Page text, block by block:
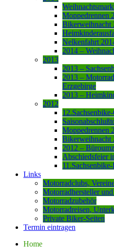
Moppedrennen
Bikerweihnacht
Nelkenfahrt
2014 –
2013
2013 –
2013 –
Erzgebirge
2013 –
2012
Moppedrennen
Bikerweihnacht
2012 –
Abschiedsfeier
Links
Motorradclubs,
Motorradhersteller
Motorradzubehör
Motorradreisen,
Private Biker-Seiten
Termin eintragen
Home